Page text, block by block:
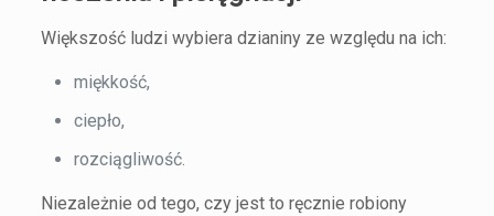
Większość ludzi wybiera dzianiny ze względu na ich:
miękkość,
ciepło,
rozciągliwość.
Niezależnie od tego, czy jest to ręcznie robiony